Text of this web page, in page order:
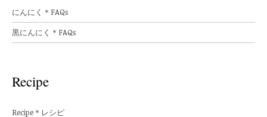
にんにく＊FAQs
黒にんにく＊FAQs
Recipe
Recipe＊レシピ